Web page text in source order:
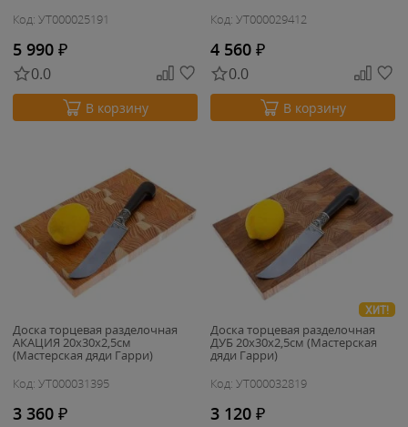
Код: УТ000025191
5 990 ₽
0.0
В корзину
Код: УТ000029412
4 560 ₽
0.0
В корзину
Доска торцевая разделочная
АКАЦИЯ 20х30х2,5см
(Мастерская дяди Гарри)
Код: УТ000031395
3 360 ₽
ХИТ!
Доска торцевая разделочная
ДУБ 20х30х2,5см (Мастерская
дяди Гарри)
Код: УТ000032819
3 120 ₽